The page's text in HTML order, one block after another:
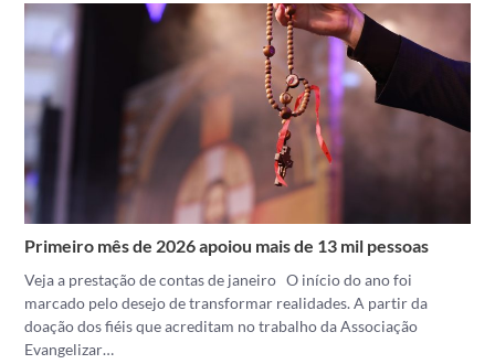
Primeiro mês de 2026 apoiou mais de 13 mil pessoas
Veja a prestação de contas de janeiro O início do ano foi
marcado pelo desejo de transformar realidades. A partir da
doação dos fiéis que acreditam no trabalho da Associação
Evangelizar…